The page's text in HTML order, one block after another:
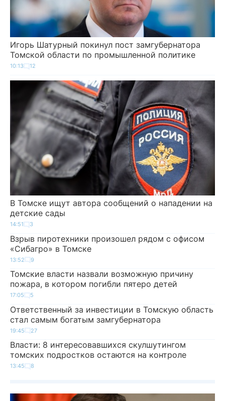
Игорь Шатурный покинул пост замгубернатора
Томской области по промышленной политике
10:13 12
В Томске ищут автора сообщений о нападении на
детские сады
14:51 3
Взрыв пиротехники произошел рядом с офисом
«Сибагро» в Томске
13:52 9
Томские власти назвали возможную причину
пожара, в котором погибли пятеро детей
17:05 5
Ответственный за инвестиции в Томскую область
стал самым богатым замгубернатора
19:45 27
Власти: 8 интересовавшихся скулшутингом
томских подростков остаются на контроле
13:45 8